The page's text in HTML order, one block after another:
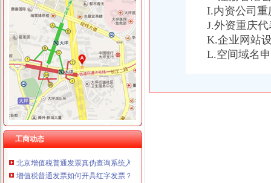
重庆国洪体育设施有限公司
重庆星竣贸易有限责任公司 渝中100万 （进出口权）
重庆海谛升进出口贸易有限公司 渝北100万 （进出口权）
重庆奕欣锦诚商贸有限公司 渝九50万 （工商注册）
重庆信同广告有限公司 渝沙50万 （工商注册）
重庆三虹房地产营销策划有限公司
重庆宝鹰汽车销售有限公司
工商动态
增值税普通发票
青岛增值税普通发票-青岛增值税普通发票公司
增值税专用发票与增值税普通发票的区别1-会计从业资格-无忧考网
新版增值税普通发票开票软件下载V1.0官方版_西西软件下载
增值税普通发票（卷票）启用开票成本减六成_新闻中心_社会新闻
山东增值税普通发票查询
增值税普通发票是什么概念
天津开展增值税普通发票专项整击税收违法-中新网
增值税普通发票法律常识-110网
徐州开餐饮发票__百度__经验
增值税普通发票-110网
增值税普通发票如何开具红字发票？_税屋网——第一时间递财税政
如何开增值税普通发票_百度经验
I.内资公司重
J.外资重庆代
K.企业网站
L.空间域名